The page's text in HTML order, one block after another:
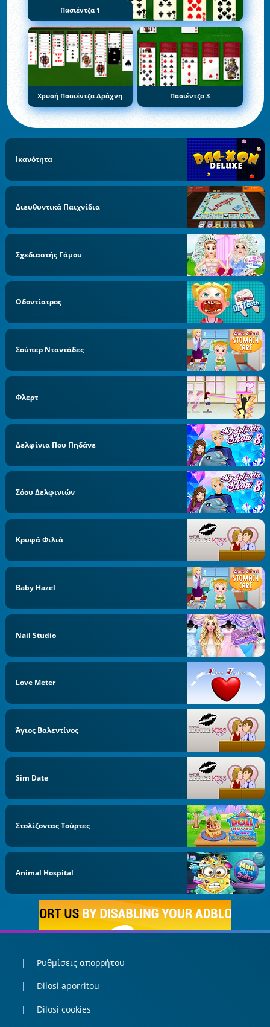
Πασιέντζα 1
Χρυσή Πασιέντζα Αράχνη Πασιέντζα 3
Ικανότητα
Διευθυντικά Παιχνίδια
Σχεδιαστής Γάμου
Οδοντίατρος
Σούπερ Νταντάδες
Φλερτ
Δελφίνια Που Πηδάνε
Σόου Δελφινιών
Κρυφά Φιλιά
Baby Hazel
Nail Studio
Love Meter
Άγιος Βαλεντίνος
Sim Date
Στολίζοντας Τούρτες
Animal Hospital
Ρυθμίσεις απορρήτου
Dilosi aporritou
Dilosi cookies